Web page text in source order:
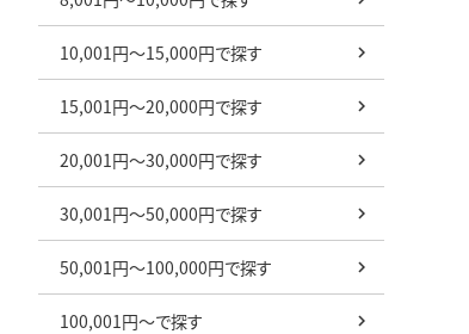
10,001円～15,000円で探す
15,001円～20,000円で探す
20,001円～30,000円で探す
30,001円～50,000円で探す
50,001円～100,000円で探す
100,001円～で探す